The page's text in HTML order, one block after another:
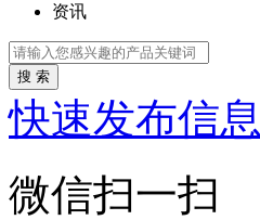
资讯
搜 索
快速发布信息
微信扫一扫